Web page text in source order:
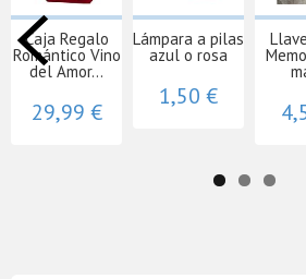
Caja Regalo
Romántico Vino
del Amor...
29,99 €
Lámpara a pilas
azul o rosa
1,50 €